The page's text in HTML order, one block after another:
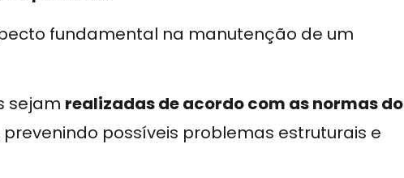
fundamental na manutenção de um
sejam realizadas de acordo com as normas do
prevenindo possíveis problemas estruturais e